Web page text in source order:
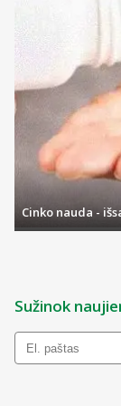
Cinko nauda -
Sužinok